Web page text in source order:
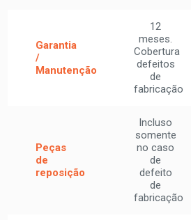
Garantia
/
Manutenção
12
meses.
Cobertura
defeitos
de
fabricação
Peças
de
reposição
Incluso
somente
no caso
de
defeito
de
fabricação